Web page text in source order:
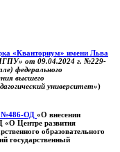
«Кванториум» имени Льва
от 09.04.2024 г. №229-
федерального
высшего
университет»)
№486-ОД «О внесении
«О Центре развития
образовательного
государственный